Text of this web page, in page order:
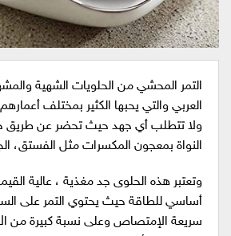
التمر المحشي من الحلويات الشهية
العربي والتي يحبها الكثير بمختلف
ولا تتطلب أي جهد حيث تحضر عن طريق
النواة بمعجون المكسرات مثل الفستق،
وتعتبر هذه الحلوى جد مغذية ، عالية
أساسي للطاقة حيث يحتوي التمر على
سريعة الإمتصاص وعلى نسبة كبيرة من